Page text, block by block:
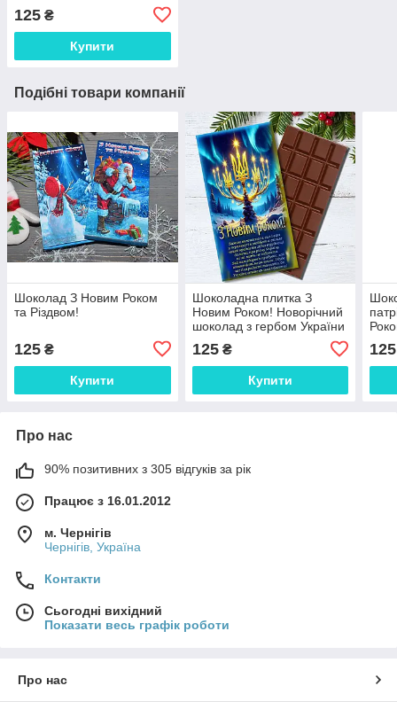
125 ₴
Купити
Подібні товари компанії
Шоколад З Новим Роком
та Різдвом!
125 ₴
Купити
Шоколадна плитка З
Новим Роком! Новорічний
шоколад з гербом України
125₴
Купити
125
Про нас
90% позитивних з 305 відгуків за рік
Працює з 16.01.2012
м. Чернігів
Чернігів, Україна
Контакти
Сьогодні вихідний
Показати весь графік роботи
Про нас